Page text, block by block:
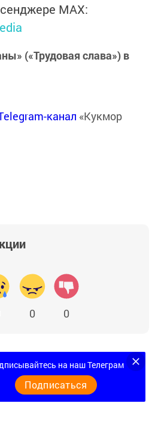
MАХ:
(«Трудовая слава») в
канал «Кукмор
0 0
на наш Телеграм
Подписаться